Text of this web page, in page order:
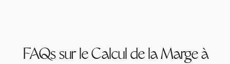
FAQs sur le Calcul de la Marge à